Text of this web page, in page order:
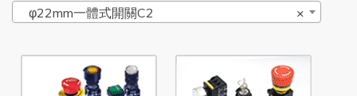
×
φ22mm一體式開關C2